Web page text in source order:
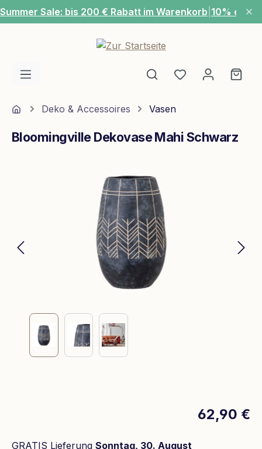
Zum Hauptinhalt springen
Summer Sale: bis 200 € Rabatt im Warenkorb 10% extra
Du hast 0
HomeDeko & Accessoires Vasen
Bloomingville Dekovase Mahi Schwarz
62,90 €
GRATIS Lieferung Sonntag, 30. August